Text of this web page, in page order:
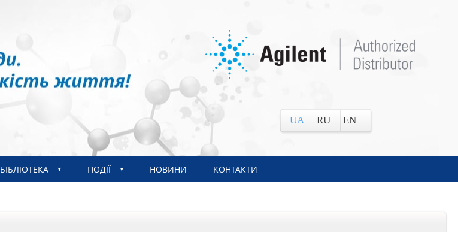
UA RU EN
БІБЛІОТЕКА ПОДІЇ НОВИНИ КОНТАКТИ